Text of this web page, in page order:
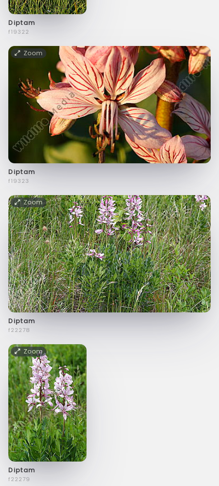
Diptam
f19322
Zoom
Diptam
f19323
Zoom
Diptam
f22278
Zoom
Diptam
f22279